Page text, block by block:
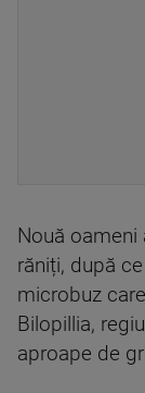
Nouă
răniți, după
microbuz
Bilopillia,
aproape de